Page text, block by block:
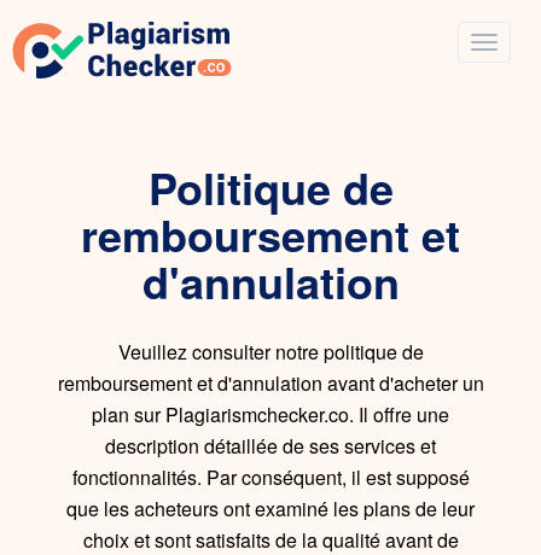
Politique de
remboursement et
d'annulation
Veuillez consulter notre politique de
remboursement et d'annulation avant d'acheter un
plan sur Plagiarismchecker.co. Il offre une
description détaillée de ses services et
fonctionnalités. Par conséquent, il est supposé
que les acheteurs ont examiné les plans de leur
choix et sont satisfaits de la qualité avant de